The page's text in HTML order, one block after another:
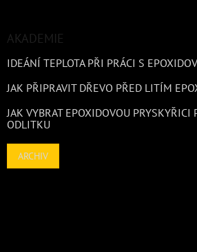
AKADEMIE
IDEÁNÍ TEPLOTA PŘI PRÁCI S
JAK PŘIPRAVIT DŘEVO PŘED LITÍM
JAK VYBRAT EPOXIDOVOU PRYSKYŘICI
ODLITKU
ARCHIV